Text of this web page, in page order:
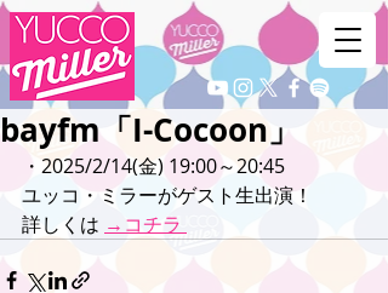
bayfm「I-Cocoon」
・2025/2/14(金) 19:00～20:45
ユッコ・ミラーがゲスト生出演！
詳しくは →コチラ